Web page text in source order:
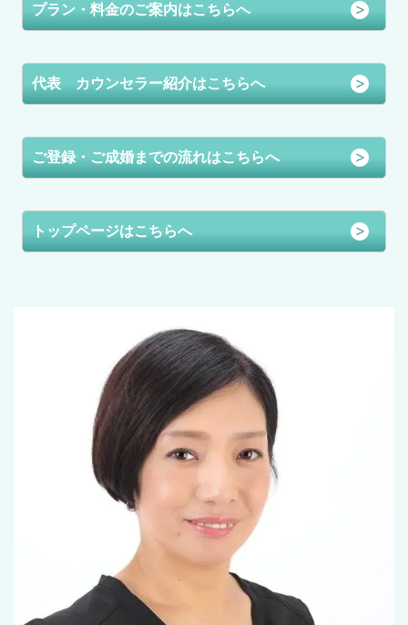
プラン・料金のご案内はこちらへ
代表 カウンセラー紹介はこちらへ
ご登録・ご成婚までの流れはこちらへ
トップページはこちらへ